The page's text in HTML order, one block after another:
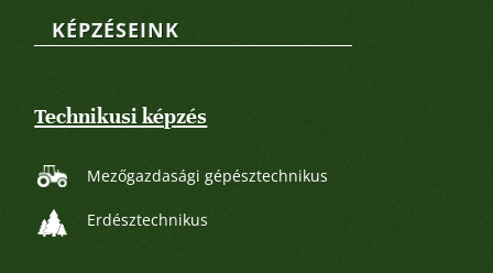
KÉPZÉSEINK
Technikusi képzés
Mezőgazdasági gépésztechnikus
Erdésztechnikus